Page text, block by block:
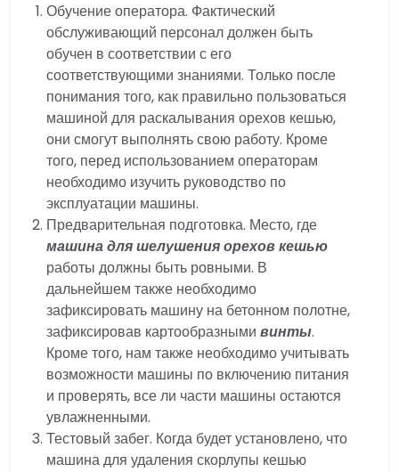
Обучение оператора. Фактический
обслуживающий персонал должен быть
обучен в соответствии с его
соответствующими знаниями. Только после
понимания того, как правильно пользоваться
машиной для раскалывания орехов кешью,
они смогут выполнять свою работу. Кроме
того, перед использованием операторам
необходимо изучить руководство по
эксплуатации машины.
Предварительная подготовка. Место, где
машина для шелушения орехов кешью
работы должны быть ровными. В
дальнейшем также необходимо
зафиксировать машину на бетонном полотне,
зафиксировав картообразными винты.
Кроме того, нам также необходимо учитывать
возможности машины по включению питания
и проверять, все ли части машины остаются
увлажненными.
Тестовый забег. Когда будет установлено, что
машина для удаления скорлупы кешью